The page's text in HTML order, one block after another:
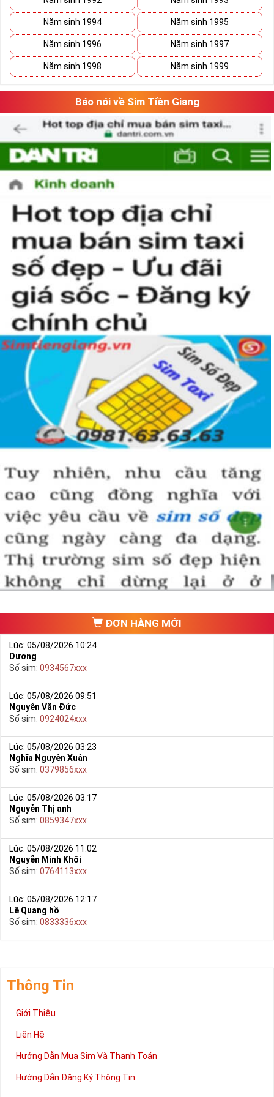
Chọn Mua Sim Số Đẹp Mệnh Kim Thu Hút Tài Lộc
1. Theo con số hợp mệnh
Mỗi con số sẽ đại diện cho một hành, mang những ý nghĩa
riêng, có thể là xấu cũng có thể là tốt
Hành thủy: Số 0, 1
Hành thổ: Số 2, 5, 8
Hành mộc: Số 3,4
Hành kim: Số 6,7
Hành hỏa: Số 9
Từ thuyết ngũ hành, có thể lọc ra nhiều số tốt cho người
mệnh Kim. Những con số nên chọn làm sim phong thủy cho
mệnh kim là 2, 5, 6, 7 và 8. Những số này sẽ mang lại vượng
khí tốt cho chủ nhân khi được dùng làm sim điện thoại.
2. Theo ngũ hành hợp mệnh
theo đó “thổ sinh kim” Kim sinh ra từ đất. “Kim sinh thủy” tức
kim loại đun nóng sẽ hóa lỏng. Kim kết hợp với nhau sẽ tạo
thành sức mạnh lớn
Dựa theo các quy luật tương sinh, tương khắc trong ngũ
hành, ta dễ dàng nhận thấy được người mệnh Kim thì nên sử
dụng sim mệnh Thổ và Kim.
3. Cần bằng Âm Dương
Dựa theo năm sinh, người mệnh Kim được chia tành 2 nhóm
Tuổi lệch Âm: nên chọn sim mang vận Dương
Tuổi lệch Dương: Nên chọn sim mang vận Âm
Vì Sao Bạn Nên Sở Hữu Sim
Phong Thủy Hợp Mệnh Kim
Không phải tự nhiên mà
thủy là môn khoa học đã ra đời và được con người áp dụng
từ hàng ngàn năm nay.
Khi sử dụng các phương pháp phong thủy, một số người sẽ
cho rằng đây là hành vi mê tín. Thế nhưng chỉ những người sử
dụng hay nghiên cứu về lĩnh vực này với có thể cảm nhận
Năm sinh 1994 Năm sinh 1995
Năm sinh 1996 Năm sinh 1997
Năm sinh 1998 Năm sinh 1999
Báo nói về Sim Tiền Giang
ĐƠN HÀNG MỚI
Lúc: 05/08/2026 10:24
Dương
Số sim: 0934567xxx
Lúc: 05/08/2026 09:51
Nguyễn Văn Đức
Số sim: 0924024xxx
Lúc: 05/08/2026 03:23
Nghĩa Nguyễn Xuân
Số sim: 0379856xxx
Lúc: 05/08/2026 03:17
Nguyễn Thị anh
Số sim: 0859347xxx
Lúc: 05/08/2026 11:02
Nguyễn Minh Khôi
Số sim: 0764113xxx
Lúc: 05/08/2026 12:17
Lê Quang hồ
Số sim: 0833336xxx
Thông Tin
Giới Thiệu
Liên Hệ
Hướng Dẫn Mua Sim Và Thanh Toán
Hướng Dẫn Đăng Ký Thông Tin